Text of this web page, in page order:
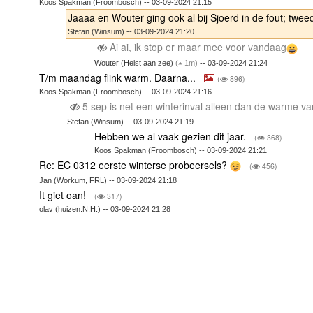
Koos Spakman (Froombosch) -- 03-09-2024 21:15
Jaaaa en Wouter ging ook al bij Sjoerd in de fout;
Stefan (Winsum) -- 03-09-2024 21:20
Ai ai, ik stop er maar mee voor vandaag
Wouter (Heist aan zee)( 1m) -- 03-09-2024 21:24
T/m maandag flink warm. Daarna... ( 896)
Koos Spakman (Froombosch) -- 03-09-2024 21:16
5 sep is net een winterinval alleen dan de warme
Stefan (Winsum) -- 03-09-2024 21:19
Hebben we al vaak gezien dit jaar. ( 368)
Koos Spakman (Froombosch) -- 03-09-2024 21:21
Re: EC 0312 eerste winterse probeersels? ( 456)
Jan (Workum, FRL) -- 03-09-2024 21:18
It giet oan! ( 317)
olav (huizen.N.H.) -- 03-09-2024 21:28